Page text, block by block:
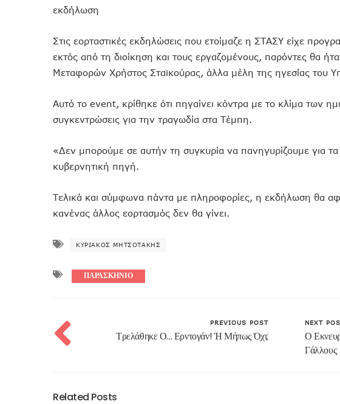
εκδήλωση
Στις εορταστικές εκδηλώσεις που ετοίμαζε η ΣΤΑΣΥ είχε
εκτός από τη διοίκηση και τους εργαζομένους, παρόντες θα
Μεταφορών Χρήστος Σταϊκούρας, άλλα μέλη της ηγεσίας του
Αυτό το event, κρίθηκε ότι πηγαίνει κόντρα με το κλίμα των
συγκεντρώσεις για την τραγωδία στα Τέμπη.
«Δεν μπορούμε σε αυτήν τη συγκυρία να πανηγυρίζουμε για τα
κυβερνητική πηγή.
Τελικά και σύμφωνα πάντα με πληροφορίες, η εκδήλωση θα
κανένας άλλος εορτασμός δεν θα γίνει.
ΚΥΡΙΆΚΟΣ ΜΗΤΣΟΤΆΚΗΣ
ΠΑΡΑΣΚΗΝΙΟ
PREVIOUS POST
Τρελάθηκε Ο… Ερντογάν! Ή Μήπως Όχι;
NEXT
Ο
Γάλλους
Related Posts